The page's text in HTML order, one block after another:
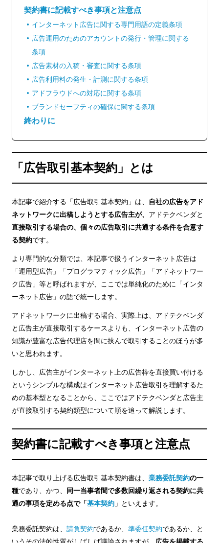
契約書に記載すべき事項と注意点
インターネット広告に関する専門用語の定義条項
広告運用のためのアカウントの発行・管理に関する
条項
広告素材の入稿・審査に関する条項
広告利用料の発生・計測に関する条項
アドフラウドへの対応に関する条項
ブランドセーフティの確保に関する条項
終わりに
「広告取引基本契約」とは
本記事で紹介する「広告取引基本契約」は、
自社の広告をアド
ネットワークに出稿しようとする広告主が、 アドテクベンダと
直接取引する場合の、個々の広告取引に共通する条件を合意す
る契約です。
より専門的な分類では、本記事で扱うインターネット広告は
「運用型広告」「プログラマティック広告」「アドネットワー
ク広告」等と呼ばれますが、ここでは単純化のために「インタ
ーネット広告」の語で統一します。
アドネットワークに出稿する場合、実際上は、アドテクベンダ
と広告主が直接取引するケースよりも、インターネット広告の
知識が豊富な広告代理店を間に挟んで取引することのほうが多
いと思われます。
しかし、広告主がインターネット上の広告枠を直接買い付ける
というシンプルな構成はインターネット広告取引を理解するた
めの基本型となることから、ここではアドテクベンダと広告主
が直接取引する契約類型について順を追って解説します。
契約書に記載すべき事項と注意点
本記事で取り上げる広告取引基本契約書は、 業務委託契約の一
種であり、かつ、
同一当事者間で多数回繰り返される契約に共
通の事項を定める点で「基本契約 」 といえます。
業務委託契約は、 請負契約であるか、 準委任契約であるか、と